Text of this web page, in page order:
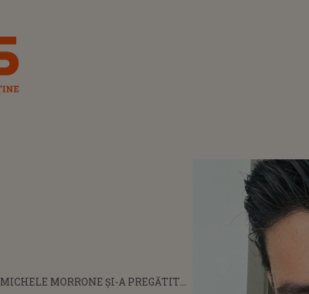
MICHELE MORRONE ȘI-A PREGĂTIT